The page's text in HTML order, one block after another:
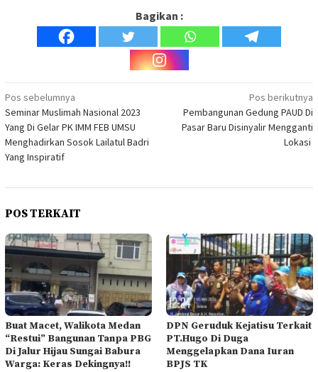
Bagikan :
Navigasi
pos
Pos sebelumnya
Seminar Muslimah Nasional 2023
Yang Di Gelar PK IMM FEB UMSU
Menghadirkan Sosok Lailatul Badri
Yang Inspiratif
Pos berikutnya
Pembangunan Gedung PAUD Di
Pasar Baru Disinyalir Mengganti
Lokasi
POS TERKAIT
Buat Macet, Walikota Medan
“Restui” Bangunan Tanpa PBG
Di Jalur Hijau Sungai Babura
Warga: Keras Dekingnya!!
DPN Geruduk Kejatisu Terkait
PT.Hugo Di Duga
Menggelapkan Dana Iuran
BPJS TK